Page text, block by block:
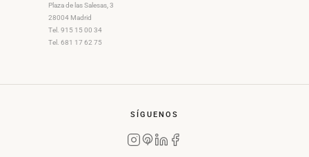
Plaza de las Salesas, 3
28004 Madrid
Tel. 915 15 00 34
Tel. 681 17 62 75
SÍGUENOS